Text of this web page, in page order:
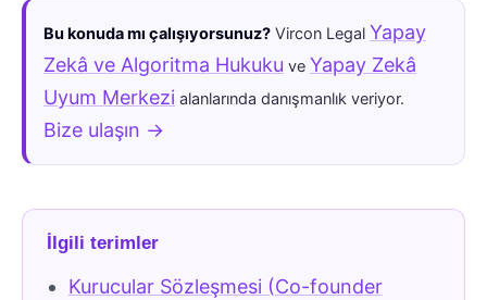
Bu konuda mı çalışıyorsunuz? Vircon Legal Yapay
Zekâ ve Algoritma Hukuku ve Yapay Zekâ
Uyum Merkezi alanlarında danışmanlık veriyor.
Bize ulaşın →
İlgili terimler
Kurucular Sözleşmesi (Co-founder